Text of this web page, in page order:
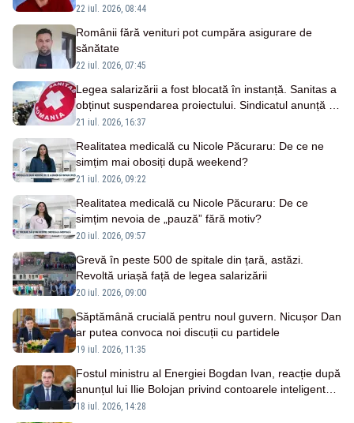
22 iul. 2026, 08:44
Românii fără venituri pot cumpăra asigurare de
sănătate
22 iul. 2026, 07:45
Legea salarizării a fost blocată în instanță. Sanitas a
obținut suspendarea proiectului. Sindicatul anunță că
rămâne pregătit de grevă generală
21 iul. 2026, 16:37
Realitatea medicală cu Nicole Păcuraru: De ce ne
simțim mai obosiți după weekend?
21 iul. 2026, 09:22
Realitatea medicală cu Nicole Păcuraru: De ce
simțim nevoia de „pauză” fără motiv?
20 iul. 2026, 09:57
Grevă în peste 500 de spitale din țară, astăzi.
Revoltă uriașă față de legea salarizării
20 iul. 2026, 09:00
Săptămână crucială pentru noul guvern. Nicușor Dan
ar putea convoca noi discuții cu partidele
19 iul. 2026, 11:35
Fostul ministru al Energiei Bogdan Ivan, reacție după
anunțul lui Ilie Bolojan privind contoarele inteligente
și capacitățile de stocare a energiei
18 iul. 2026, 14:28